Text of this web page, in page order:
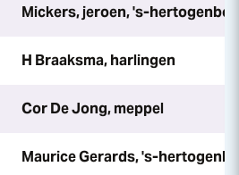
Mickers, jeroen, 's-
H Braaksma, harlingen
Cor De Jong, meppel
Maurice Gerards, 's-